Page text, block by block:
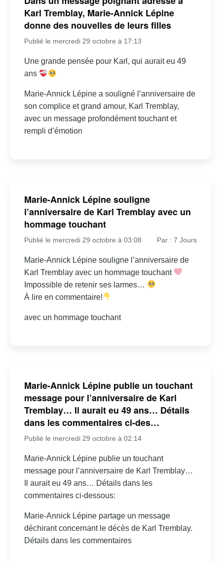
Karl Tremblay, Marie-Annick Lépine
donne des nouvelles de leurs filles
Publié le mercredi 29 octobre à 17:13
Une grande pensée pour Karl, qui aurait eu 49
ans
Marie-Annick Lépine a souligné l’anniversaire de
son complice et grand amour, Karl Tremblay,
avec un message profondément touchant et
rempli d’émotion
Marie-Annick Lépine souligne
l’anniversaire de Karl Tremblay avec un
hommage touchant
Publié le mercredi 29 octobre à 03:08 Par : 7 Jours
Marie-Annick Lépine souligne l’anniversaire de
Karl Tremblay avec un hommage touchant
Impossible de retenir ses larmes…
À lire en commentaire!
avec un hommage touchant
Marie-Annick Lépine publie un touchant
message pour l’anniversaire de Karl
Tremblay… Il aurait eu 49 ans… Détails
dans les commentaires ci-des…
Publié le mercredi 29 octobre à 02:14
Marie-Annick Lépine publie un touchant
message pour l’anniversaire de Karl Tremblay…
Il aurait eu 49 ans… Détails dans les
commentaires ci-dessous:
Marie-Annick Lépine partage un message
déchirant concernant le décès de Karl Tremblay.
Détails dans les commentaires